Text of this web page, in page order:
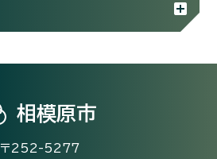
相模原市
〒252-5277